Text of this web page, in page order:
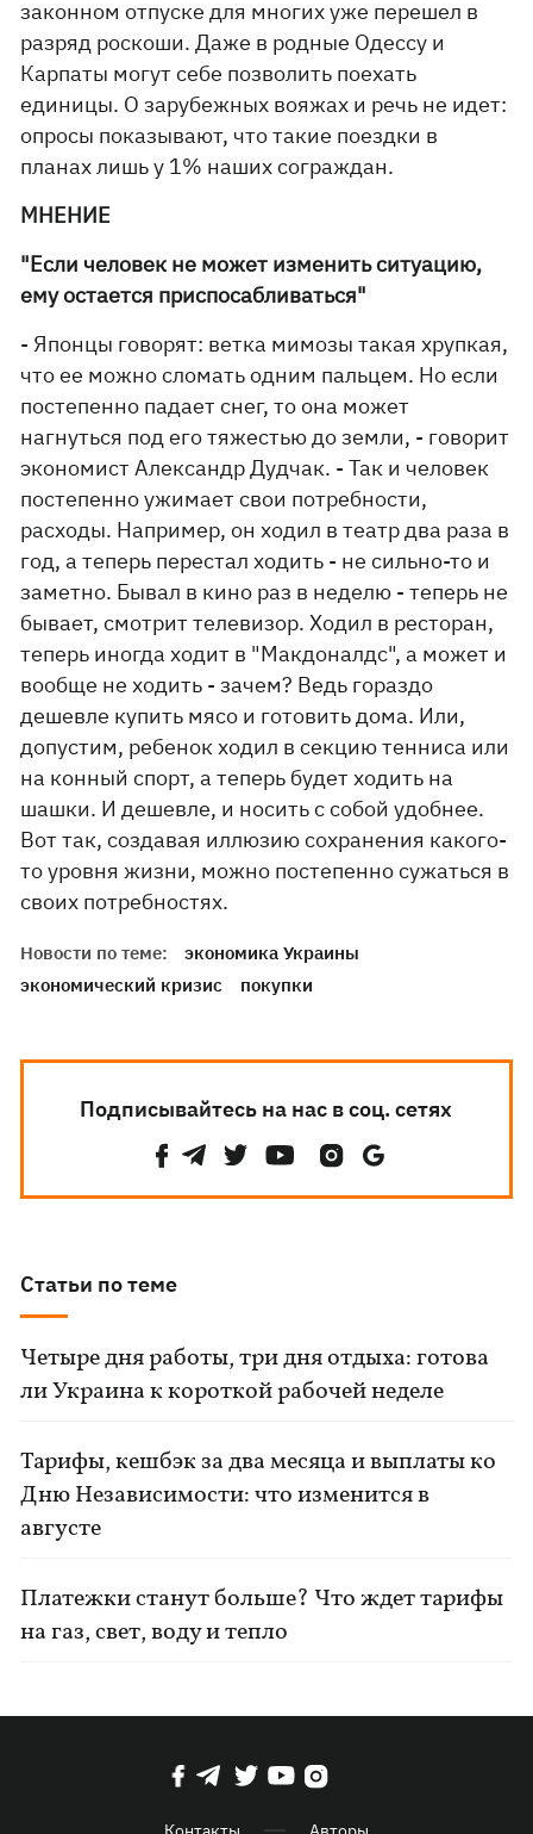
законном отпуске для многих уже перешел в
разряд роскоши. Даже в родные Одессу и
Карпаты могут себе позволить поехать
единицы. О зарубежных вояжах и речь не идет:
опросы показывают, что такие поездки в
планах лишь у 1% наших сограждан.
МНЕНИЕ
"Если человек не может изменить ситуацию,
ему остается приспосабливаться"
- Японцы говорят: ветка мимозы такая хрупкая,
что ее можно сломать одним пальцем. Но если
постепенно падает снег, то она может
нагнуться под его тяжестью до земли, - говорит
экономист Александр Дудчак. - Так и человек
постепенно ужимает свои потребности,
расходы. Например, он ходил в театр два раза в
год, а теперь перестал ходить - не сильно-то и
заметно. Бывал в кино раз в неделю - теперь не
бывает, смотрит телевизор. Ходил в ресторан,
теперь иногда ходит в "Макдоналдс", а может и
вообще не ходить - зачем? Ведь гораздо
дешевле купить мясо и готовить дома. Или,
допустим, ребенок ходил в секцию тенниса или
на конный спорт, а теперь будет ходить на
шашки. И дешевле, и носить с собой удобнее.
Вот так, создавая иллюзию сохранения какого-
то уровня жизни, можно постепенно сужаться в
своих потребностях.
Новости по теме:
экономика Украины
экономический кризис
покупки
Подписывайтесь на нас в соц. сетях
Статьи по теме
Четыре дня работы, три дня отдыха: готова
ли Украина к короткой рабочей неделе
Тарифы, кешбэк за два месяца и выплаты ко
Дню Независимости: что изменится в
августе
Платежки станут больше? Что ждет тарифы
на газ, свет, воду и тепло